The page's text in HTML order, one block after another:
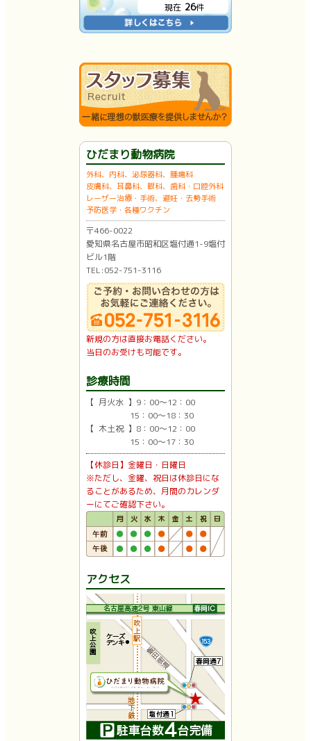
現在 26件
ひだまり動物病院
外科、内科、泌尿器科、腫瘍科
皮膚科、耳鼻科、眼科、歯科・口腔外科
レーザー治療・手術、避妊・去勢手術
予防医学・各種ワクチン
〒466-0022
愛知県名古屋市昭和区塩付通1-9塩付
ビル1階
TEL:052-751-3116
新規の方は直接お電話ください。
当日のお受けも可能です。
診療時間
【 月火水 】9：00〜12：00
15：00〜18：30
【 木土祝 】8：00〜12：00
15：00〜17：30
【休診日】金曜日・日曜日
※ただし、金曜、祝日は休診日にな
ることがあるため、月間のカレンダ
ーにてご確認下さい。
アクセス